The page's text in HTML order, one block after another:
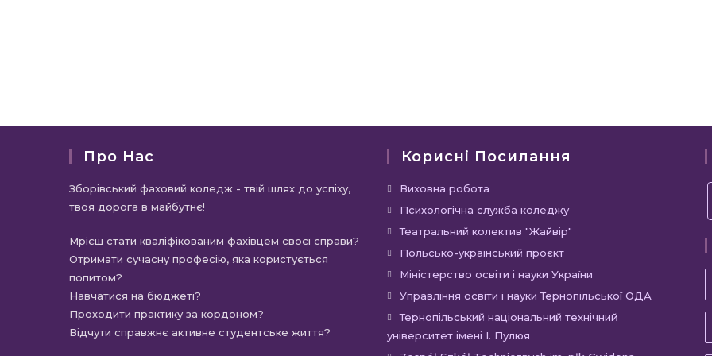
Про Нас
Зборівський фаховий коледж - твій шлях до успіху,
твоя дорога в майбутнє!
Мрієш стати кваліфікованим фахівцем своєї справи?
Отримати сучасну професію, яка користується
попитом?
Навчатися на бюджеті?
Проходити практику за кордоном?
Відчути справжнє активне студентське життя?
Корисні Посилання
Виховна роботаВідкриється
в
новій
вкладці
Психологічна служба коледжуВідкриється
в
вкладці
Театральний колектив "Жайвір"Відкриється
новій
вкладці
Польсько-український проєктВідкриється
в
новій
вкладці
Міністерство освіти і науки УкраїниВідкриється
в
новій
Управління освіти і науки Тернопільської ОДА
Тернопільський національний технічний
університет імені І. Пулюя